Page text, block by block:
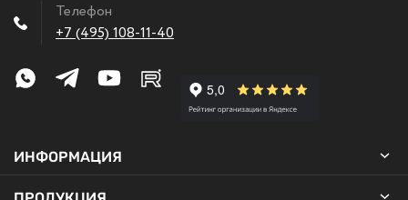
Телефон
+7 (495) 108-11-40
ИНФОРМАЦИЯ